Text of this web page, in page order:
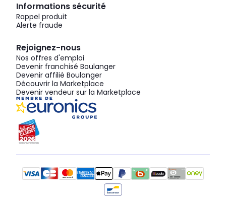
Informations sécurité
Rappel produit
Alerte fraude
Rejoignez-nous
Nos offres d'emploi
Devenir franchisé Boulanger
Devenir affilié Boulanger
Découvrir la Marketplace
Devenir vendeur sur la Marketplace